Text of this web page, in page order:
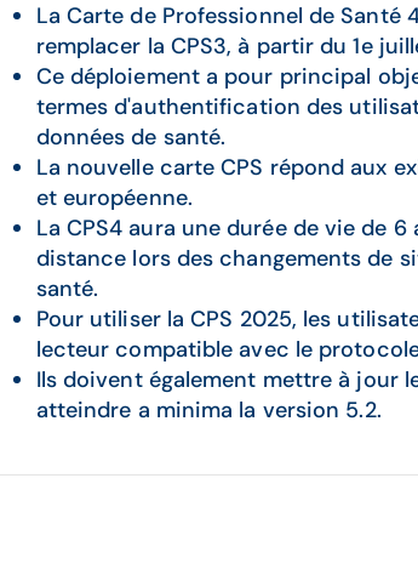
La Carte de Professionnel de Santé
remplacer la CPS3, à partir du 1e
Ce déploiement a pour principal
termes d'authentification des
données de santé.
La nouvelle carte CPS répond aux
et européenne.
La CPS4 aura une durée de vie de
distance lors des changements de
santé.
Pour utiliser la CPS 2025, les
lecteur compatible avec le protocole
Ils doivent également mettre à jour
atteindre a minima la version 5.2.